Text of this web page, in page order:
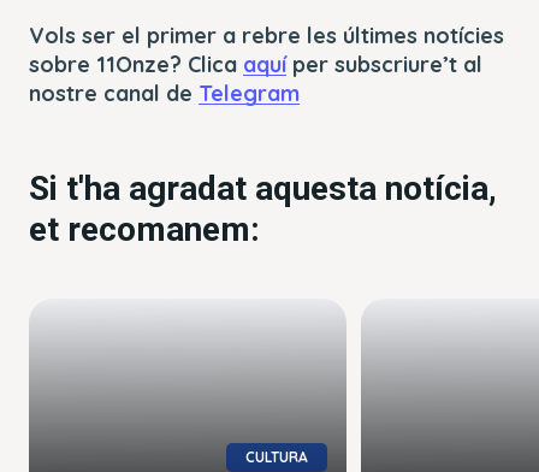
Vols ser el primer a rebre les últimes notícies
sobre 11Onze? Clica aquíper subscriure’t al
nostre canal de Telegram
Si t'ha agradat aquesta notícia,
et recomanem:
CULTURA